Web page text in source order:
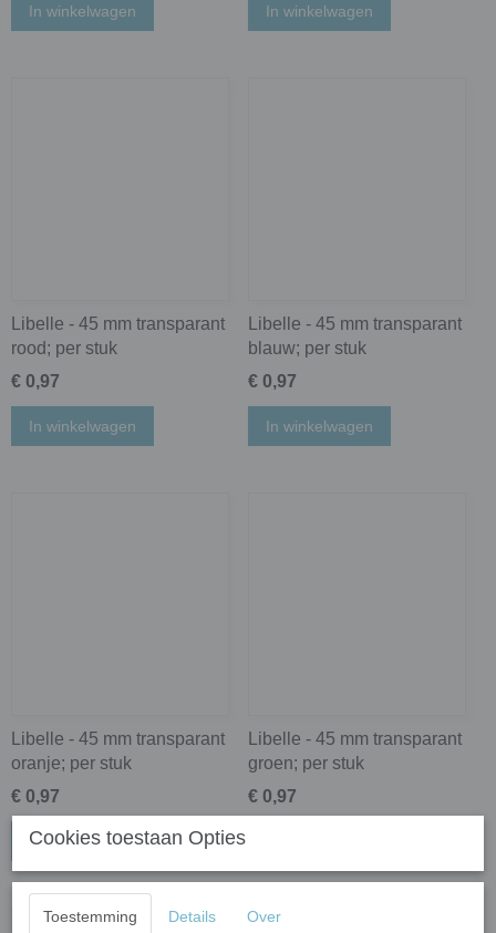
In winkelwagen In winkelwagen
Libelle - 45 mm transparant
rood; per stuk
€ 0,97
In winkelwagen
Libelle - 45 mm transparant
blauw; per stuk
€ 0,97
In winkelwagen
Libelle - 45 mm transparant
oranje; per stuk
€ 0,97
In winkelwagen
Libelle - 45 mm transparant
groen; per stuk
€ 0,97
Cookies toestaan Opties
Toestemming Details Over